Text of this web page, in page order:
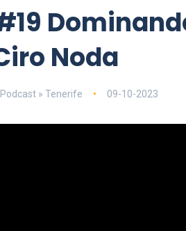
Noda
Podcast » Tenerife 09-10-2023